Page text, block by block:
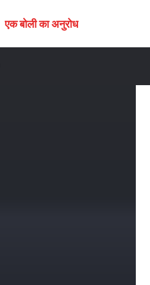
एक बोली का अनुरोध